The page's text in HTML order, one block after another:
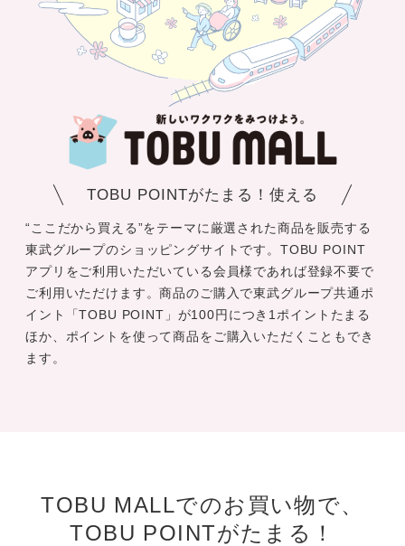
TOBU POINTがたまる！使える
“ここだから買える”をテーマに厳選された商品を販売する
東武グループのショッピングサイトです。TOBU POINT
アプリをご利用いただいている会員様であれば登録不要で
ご利用いただけます。商品のご購入で東武グループ共通ポ
イント「TOBU POINT」が100円につき1ポイントたまる
ほか、ポイントを使って商品をご購入いただくこともでき
ます。
TOBU MALLでのお買い物で、
TOBU POINTがたまる！